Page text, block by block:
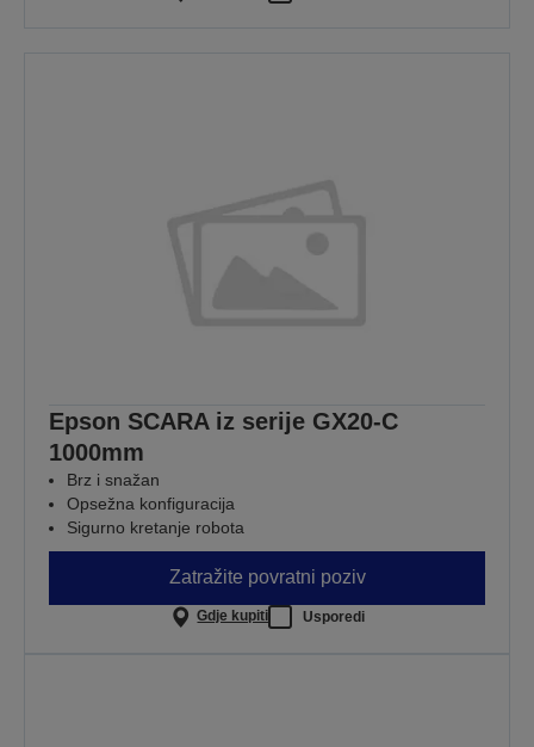
Epson SCARA iz serije GX20-C
1000mm
Brz i snažan
Opsežna konfiguracija
Sigurno kretanje robota
Zatražite povratni poziv
Gdje kupiti Usporedi